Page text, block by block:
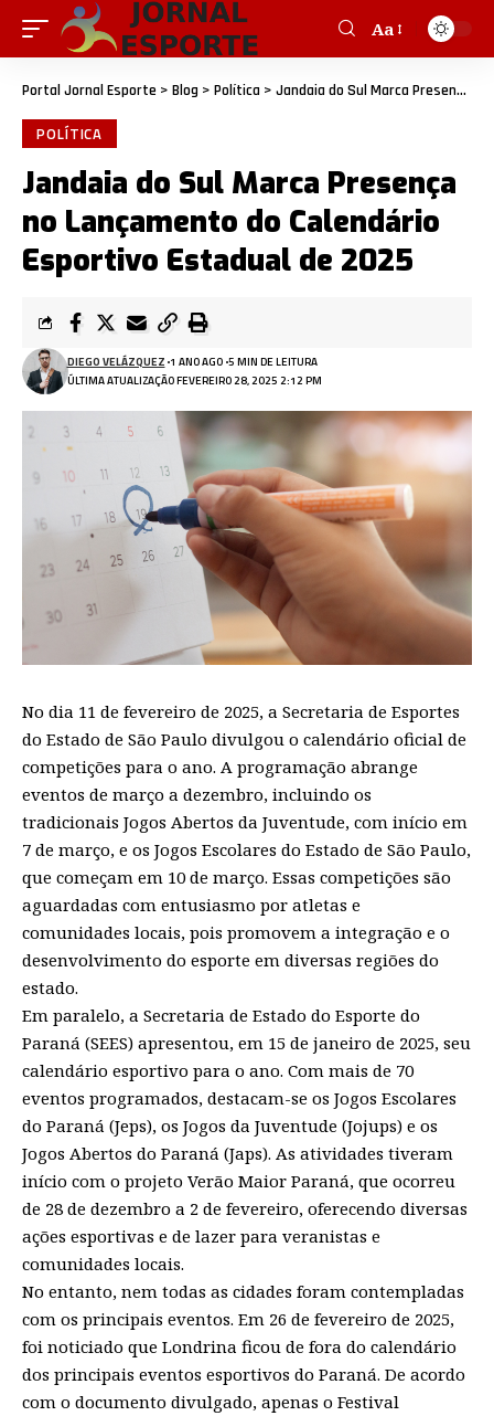
Aa
Portal Jornal Esporte > Blog > Política > Jandaia do Sul Marca Presença no Lançamento do Calendário Esportivo Estadual de 2025
POLÍTICA
Jandaia do Sul Marca Presença
no Lançamento do Calendário
Esportivo Estadual de 2025
ÚLTIMA ATUALIZAÇÃO FEVEREIRO 28, 2025 2:12 PM
DIEGO VELÁZQUEZ 1 ANO AGO 5 MIN DE LEITURA
No dia 11 de fevereiro de 2025, a Secretaria de Esportes
do Estado de São Paulo divulgou o calendário oficial de
competições para o ano. A programação abrange
eventos de março a dezembro, incluindo os
tradicionais Jogos Abertos da Juventude, com início em
7 de março, e os Jogos Escolares do Estado de São Paulo,
que começam em 10 de março. Essas competições são
aguardadas com entusiasmo por atletas e
comunidades locais, pois promovem a integração e o
desenvolvimento do esporte em diversas regiões do
estado.
Em paralelo, a Secretaria de Estado do Esporte do
Paraná (SEES) apresentou, em 15 de janeiro de 2025, seu
calendário esportivo para o ano. Com mais de 70
eventos programados, destacam-se os Jogos Escolares
do Paraná (Jeps), os Jogos da Juventude (Jojups) e os
Jogos Abertos do Paraná (Japs). As atividades tiveram
início com o projeto Verão Maior Paraná, que ocorreu
de 28 de dezembro a 2 de fevereiro, oferecendo diversas
ações esportivas e de lazer para veranistas e
comunidades locais.
No entanto, nem todas as cidades foram contempladas
com os principais eventos. Em 26 de fevereiro de 2025,
foi noticiado que Londrina ficou de fora do calendário
dos principais eventos esportivos do Paraná. De acordo
com o documento divulgado, apenas o Festival